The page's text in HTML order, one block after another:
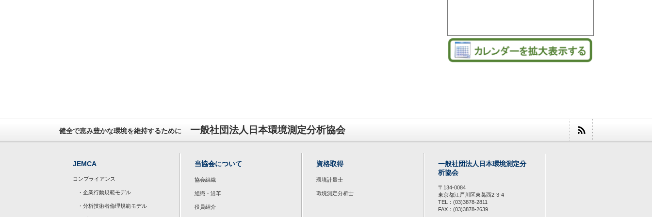
健全で恵み豊かな環境を維持するために 一般社団法人日本環境測定分析協会
JEMCA
コンプライアンス
・企業行動規範モデル
・分析技術者倫理規範モデル
当協会について
協会組織
組織・沿革
役員紹介
資格取得
環境計量士
環境測定分析士
一般社団法人日本環境測定分
析協会
〒134-0084
東京都江戸川区東葛西2-3-4
TEL：(03)3878-2811
FAX：(03)3878-2639